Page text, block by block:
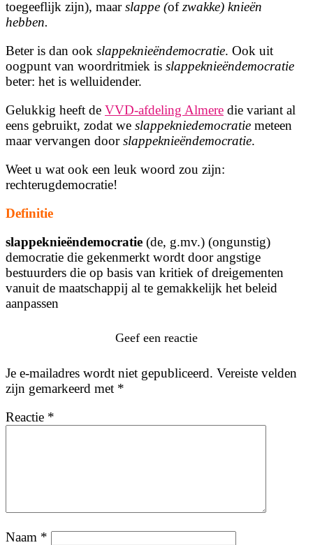
toegeeflijk zijn), maarslappe (ofzwakke) knieën
hebben.
Beter is dan ook slappeknieëndemocratie. Ook uit
oogpunt van woordritmiek is slappeknieëndemocratie
beter: het is welluidender.
Gelukkig heeft de VVD-afdeling Almere die variant al
eens gebruikt, zodat we slappekniedemocratie meteen
maar vervangen doorslappeknieëndemocratie.
Weet u wat ook een leuk woord zou zijn:
rechterugdemocratie!
Definitie
slappeknieëndemocratie (de, g.mv.) (ongunstig)
democratie die gekenmerkt wordt door angstige
bestuurders die op basis van kritiek of dreigementen
vanuit de maatschappij al te gemakkelijk het beleid
aanpassen
Geef een reactie
Je e-mailadres wordt niet gepubliceerd. Vereiste velden
zijn gemarkeerd met *
Reactie *
Naam *